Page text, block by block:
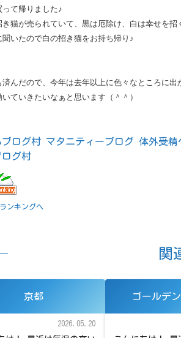
って帰りました♪
き猫が売られていて、黒は厄除け、白は幸せを招
聞いたので白の招き猫をお持ち帰り♪
済んだので、今年は去年以上に色々なところに出
ていきたいなぁと思います（＾＾）
ログ村
ンキングへ
関
京都
2026.05.20
ゴールデ